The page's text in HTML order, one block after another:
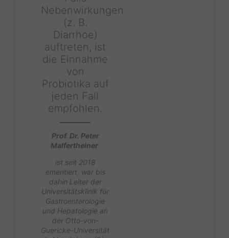
Nebenwirkungen
(z. B.
Diarrhoe)
auftreten, ist
die Einnahme
von
Probiotika auf
jeden Fall
empfohlen.
Prof. Dr. Peter
Malfertheiner
ist seit 2018
emeritiert, war bis
dahin Leiter der
Universitätsklinik für
Gastroenterologie
und Hepatologie an
der Otto-von-
Guericke-Universität